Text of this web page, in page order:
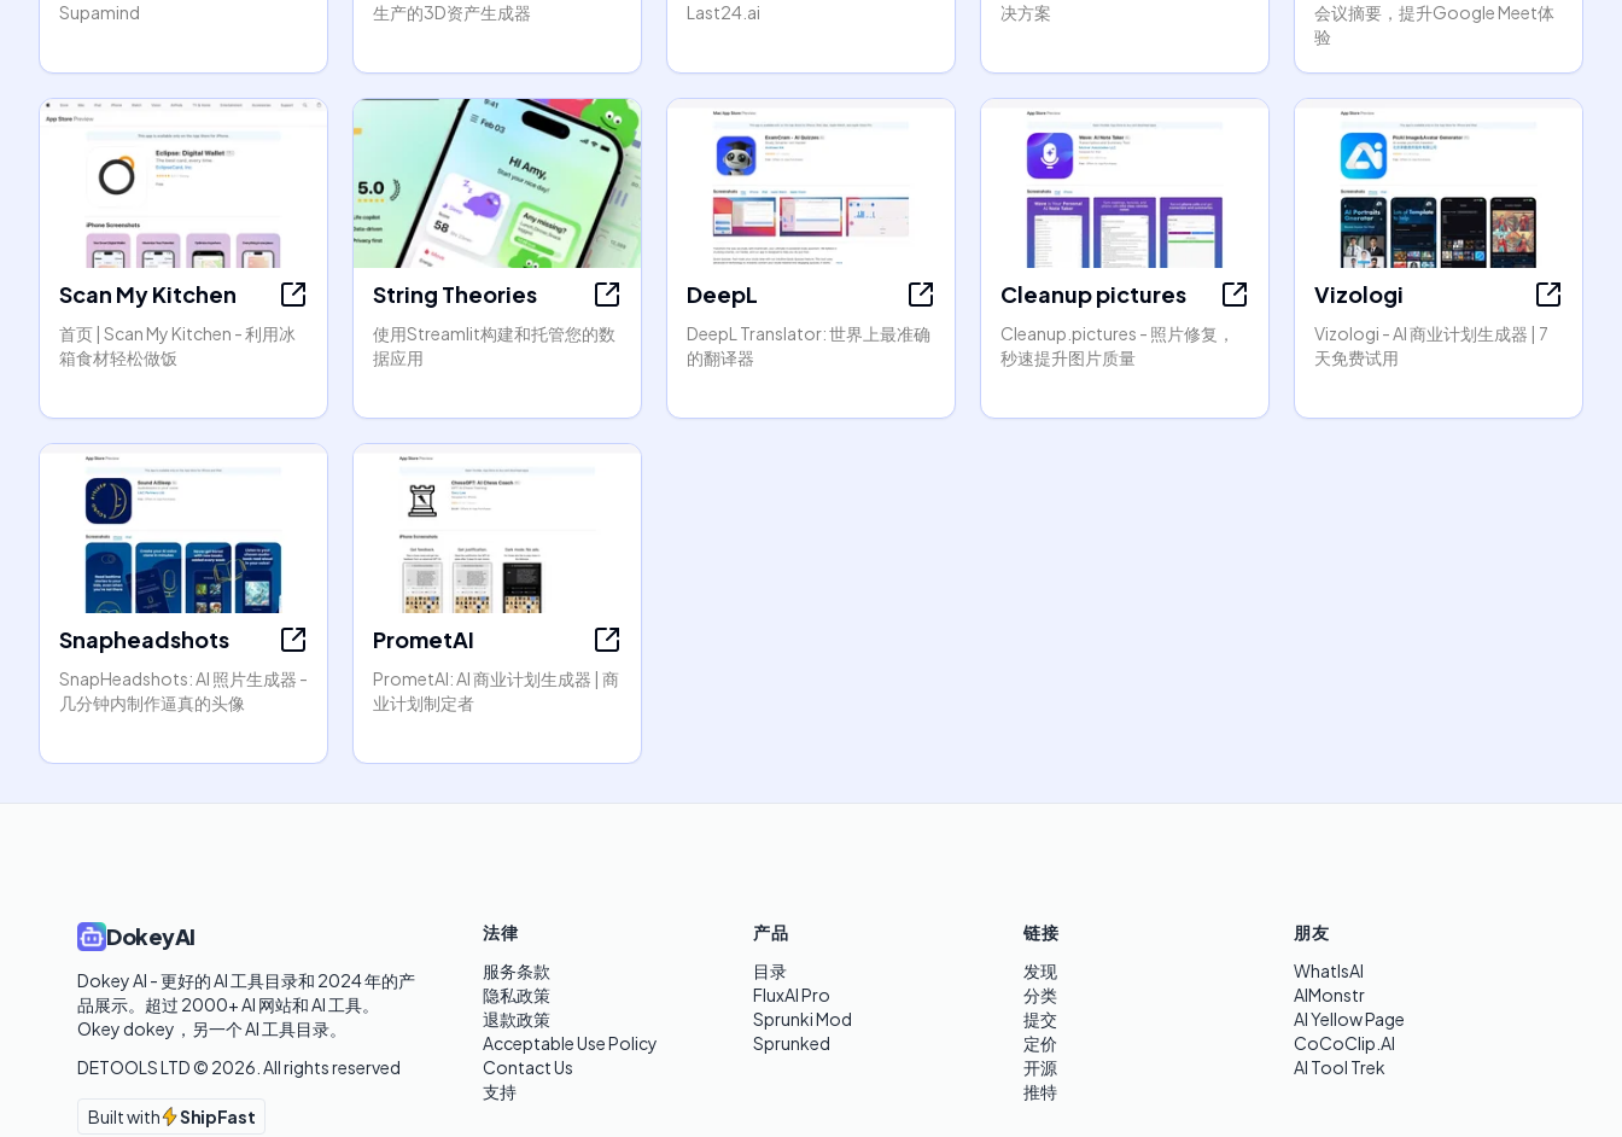
Supamind
生产的3D资产生成器
Last24.ai
决方案
会议摘要，提升Google Meet体
验
Scan My Kitchen
首页 | Scan My Kitchen - 利用冰
箱食材轻松做饭
String Theories
使用Streamlit构建和托管您的数
据应用
DeepL
DeepL Translator: 世界上最准确
的翻译器
Cleanup pictures
Cleanup.pictures - 照片修复，
秒速提升图片质量
Vizologi
Vizologi - AI 商业计划生成器 | 7
天免费试用
Snapheadshots
SnapHeadshots: AI 照片生成器 -
几分钟内制作逼真的头像
PrometAI
PrometAI: AI 商业计划生成器 | 商
业计划制定者
DokeyAI
Dokey AI - 更好的 AI 工具目录和 2024 年的产
品展示。超过 2000+ AI 网站和 AI 工具。
Okey dokey，另一个 AI 工具目录。
DETOOLS LTD © 2026 . All rights reserved
Built with ShipFast
法律
服务条款
隐私政策
退款政策
Acceptable Use Policy
Contact Us
支持
产品
目录
FluxAI Pro
Sprunki Mod
Sprunked
链接
发现
分类
提交
定价
开源
推特
朋友
WhatIsAI
AIMonstr
AI Yellow Page
CoCoClip.AI
AI Tool Trek